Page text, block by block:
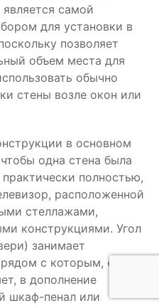
является самой
для установки в
позволяет
объем места для
обычно
стены возле окон или
в основном
одна стена была
полностью,
расположенной
стеллажами,
конструкциями. Угол
занимает
с которым, если
в дополнение
шкаф-пенал или